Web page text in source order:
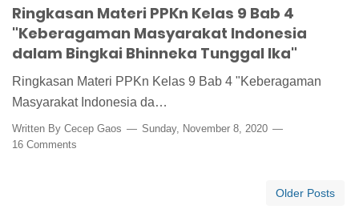
Ringkasan Materi PPKn Kelas 9 Bab 4
"Keberagaman Masyarakat Indonesia
dalam Bingkai Bhinneka Tunggal Ika"
Ringkasan Materi PPKn Kelas 9 Bab 4 "Keberagaman
Masyarakat Indonesia da…
Written By Cecep Gaos
Sunday, November 8, 2020
16 Comments
Older Posts